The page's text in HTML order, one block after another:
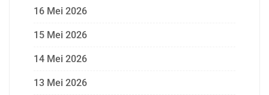
16 Mei 2026
15 Mei 2026
14 Mei 2026
13 Mei 2026